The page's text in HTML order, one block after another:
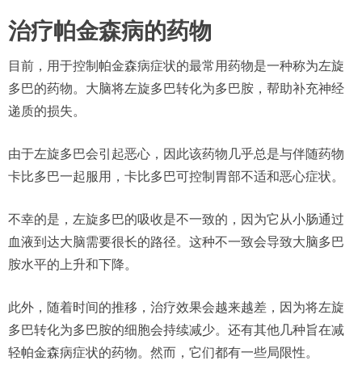
治疗帕金森病的药物
目前，用于控制帕金森病症状的最常用药物是一种称为左旋
多巴的药物。大脑将左旋多巴转化为多巴胺，帮助补充神经
递质的损失。
由于左旋多巴会引起恶心，因此该药物几乎总是与伴随药物
卡比多巴一起服用，卡比多巴可控制胃部不适和恶心症状。
不幸的是，左旋多巴的吸收是不一致的，因为它从小肠通过
血液到达大脑需要很长的路径。这种不一致会导致大脑多巴
胺水平的上升和下降。
此外，随着时间的推移，治疗效果会越来越差，因为将左旋
多巴转化为多巴胺的细胞会持续减少。还有其他几种旨在减
轻帕金森病症状的药物。然而，它们都有一些局限性。